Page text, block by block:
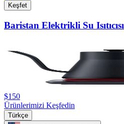
Keşfet
Baristan Elektrikli Su Isıtıcısı
$150
Ürünlerimizi Keşfedin
Türkçe